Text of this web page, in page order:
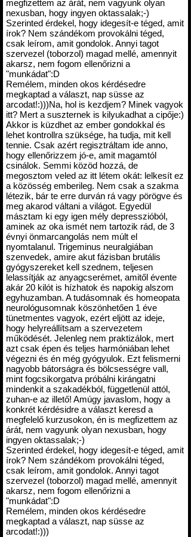
megfizettem az árát, nem vagyunk olyan
nexusban, hogy ingyen oktassalak;-)
Szerinted érdekel, hogy idegesít-e téged, amit
írok? Nem szándékom provokálni téged,
csak leírom, amit gondolok. Annyi tagot
szervezel (toborzol) magad mellé, amennyit
akarsz, nem fogom ellenőrizni a
"munkádat":D
Remélem, minden okos kérdésedre
megkaptad a választ, nap süsse az
arcodat!:)))Na, hol is kezdjem? Minek vagyok
itt? Mert a suszternek is kilyukadhat a cipője:)
Akkor is küzdhet az ember gondokkal és
lehet kontrollra szüksége, ha tudja, mit kell
tennie. Csak azért regisztráltam ide anno,
hogy ellenőrizzem jó-e, amit magamtól
csinálok. Semmi közöd hozzá, de
megosztom veled az itt létem okát: lelkesít ez
a közösség emberileg. Nem csak a szakma
létezik, bár te erre durván rá vagy pörögve és
meg akarod váltani a világot. Egyedül
másztam ki egy igen mély depresszióból,
aminek az oka ismét nem tartozik rád, de 3
évnyi önmarcangolás nem múlt el
nyomtalanul. Trigeminus neuralgiában
szenvedek, amire akut fázisban brutális
gyógyszereket kell szednem, teljesen
lelassítják az anyagcserémet, amitől évente
akár 20 kilót is hízhatok és napokig alszom
egyhuzamban. A tudásomnak és homeopata
neurológusomnak köszönhetően 1 éve
tünetmentes vagyok, ezért eljött az ideje,
hogy helyreállítsam a szervezetem
működését. Jelenleg nem praktizálok, mert
azt csak épen és teljes harmóniában lehet
végezni és én még gyógyulok. Ezt felismerni
nagyobb bátorságra és bölcsességre vall,
mint fogcsikorgatva próbálni kirángatni
mindenkit a szakadékból, függetlenül attól,
zuhan-e az illető! Amúgy javaslom, hogy a
konkrét kérdésidre a választ keresd a
megfelelő kurzusokon, én is megfizettem az
árát, nem vagyunk olyan nexusban, hogy
ingyen oktassalak;-)
Szerinted érdekel, hogy idegesít-e téged, amit
írok? Nem szándékom provokálni téged,
csak leírom, amit gondolok. Annyi tagot
szervezel (toborzol) magad mellé, amennyit
akarsz, nem fogom ellenőrizni a
"munkádat":D
Remélem, minden okos kérdésedre
megkaptad a választ, nap süsse az
arcodat!:)))